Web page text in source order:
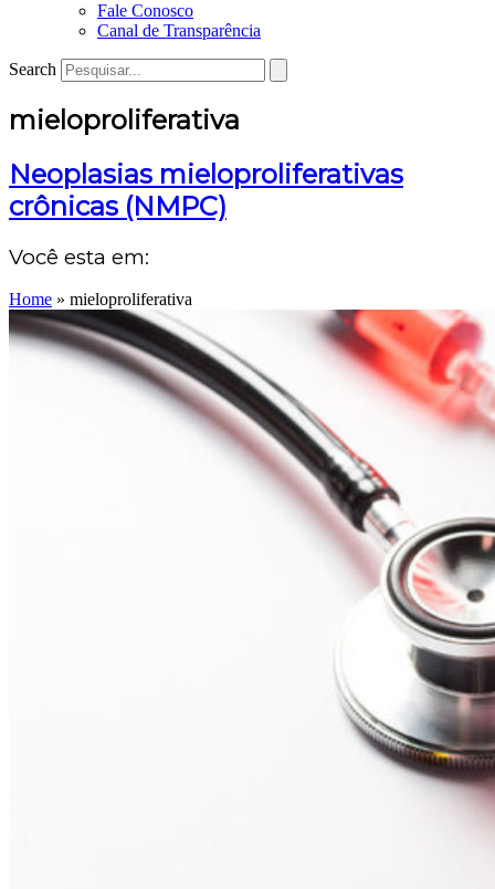
Fale Conosco
Canal de Transparência
Search
mieloproliferativa
Neoplasias mieloproliferativas
crônicas (NMPC)
Você esta em:
Home » mieloproliferativa